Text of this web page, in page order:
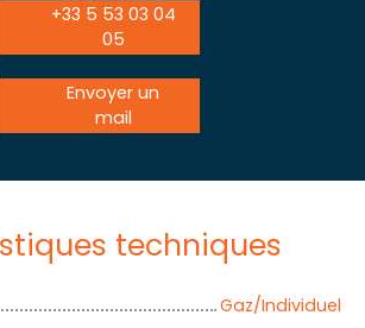
+33 5 53 03 04
05
Envoyer un
mail
techniques
Gaz/Individuel